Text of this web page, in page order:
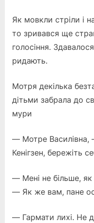
Як мовкли стріли і
то зривався ще
голосіння.
ридають.
Мотря декілька
дітьми забрала до
мури
— Мотре Василівна,
Кенігзен, бережіть
— Мені не більше, як
— Як же вам, пане
— Гармати лихі. Не